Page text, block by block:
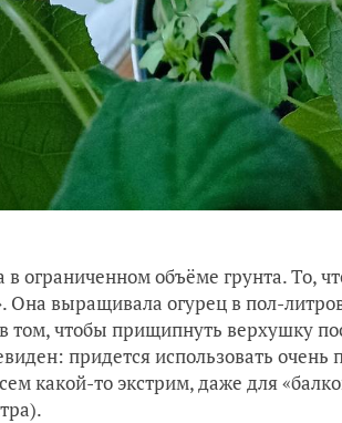
объёме грунта. То,
выращивала огурец в пол-
том, чтобы прищипнуть верхушку
придется использовать очень
какой-то экстрим, даже для